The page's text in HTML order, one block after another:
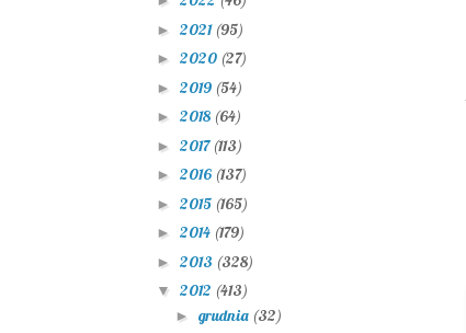
► 2021 (95)
► 2020 (27)
► 2019 (54)
► 2018 (64)
► 2017(113)
► 2016 (137)
► 2015 (165)
► 2014 (179)
► 2013 (328)
▼ 2012 (413)
► grudnia (32)